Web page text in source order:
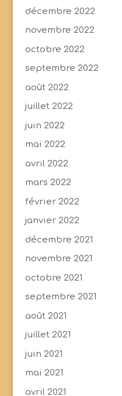
décembre 2022
novembre 2022
octobre 2022
septembre 2022
août 2022
juillet 2022
juin 2022
mai 2022
avril 2022
mars 2022
février 2022
janvier 2022
décembre 2021
novembre 2021
octobre 2021
septembre 2021
août 2021
juillet 2021
juin 2021
mai 2021
avril 2021